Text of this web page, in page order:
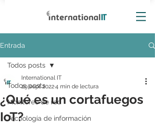
Entrada
Todos posts
Monitoreo de red
Tecnología de información
Todos posts
¿Qué es un cortafuegos
IoT?
International IT
29 sept 20224 min de lectura